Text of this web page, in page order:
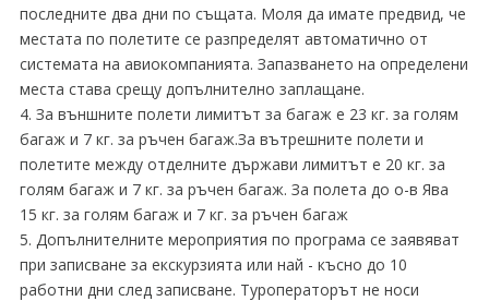
последните два дни по същата. Моля да имате предвид, че
местата по полетите се разпределят автоматично от
системата на авиокомпанията. Запазването на определени
места става срещу допълнително заплащане.
4. За външните полети лимитът за багаж е 23 кг. за голям
багаж и 7 кг. за ръчен багаж.За вътрешните полети и
полетите между отделните държави лимитът е 20 кг. за
голям багаж и 7 кг. за ръчен багаж. За полета до о-в Ява
15 кг. за голям багаж и 7 кг. за ръчен багаж
5. Допълнителните мероприятия по програма се заявяват
при записване за екскурзията или най - късно до 10
работни дни след записване. Туроператорът не носи